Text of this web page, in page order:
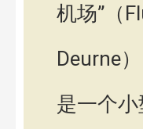
机场”（
Deurne
是一个小